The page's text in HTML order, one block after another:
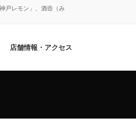
戸レモン」、酒壺（み
店舗情報・アクセス